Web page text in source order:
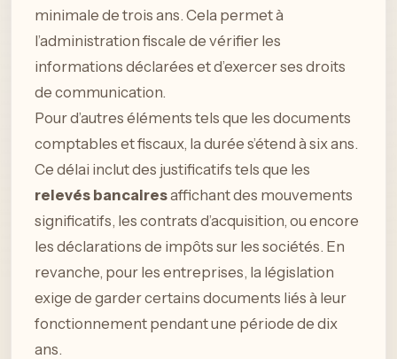
minimale de trois ans. Cela permet à
l’administration fiscale de vérifier les
informations déclarées et d’exercer ses droits
de communication.
Pour d’autres éléments tels que les documents
comptables et fiscaux, la durée s’étend à six ans.
Ce délai inclut des justificatifs tels que les
relevés bancairesaffichant des mouvements
significatifs, les contrats d’acquisition, ou encore
les déclarations de impôts sur les sociétés. En
revanche, pour les entreprises, la législation
exige de garder certains documents liés à leur
fonctionnement pendant une période de dix
ans.